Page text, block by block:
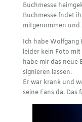
Buchmesse
Buchmesse fndet
mitgenommen und
Ich habe
leider kein Foto
habe mir das neue
signieren lassen.
Er war krank und
seine Fans da. Das